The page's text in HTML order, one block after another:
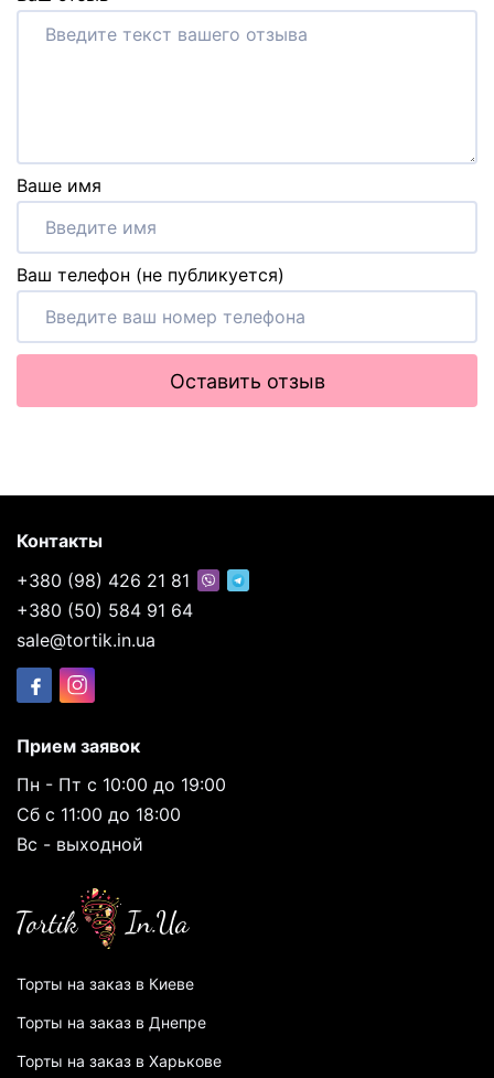
Ваше имя
Ваш телефон (не публикуется)
Оставить отзыв
Контакты
+380 (98) 426 21 81
+380 (50) 584 91 64
sale@tortik.in.ua
Прием заявок
Пн - Пт с 10:00 до 19:00
Сб с 11:00 до 18:00
Вс - выходной
Торты на заказ в Киеве
Торты на заказ в Днепре
Торты на заказ в Харькове